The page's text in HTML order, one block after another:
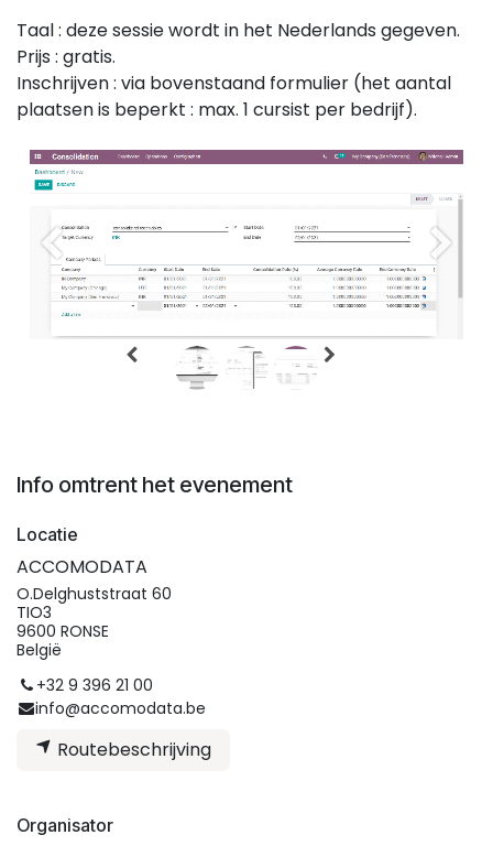
Taal : deze sessie wordt in het Nederlands gegeven.
Prijs : gratis.
Inschrijven : via bovenstaand formulier (het aantal
plaatsen is beperkt : max. 1 cursist per bedrijf).
Vorige
Info omtrent het evenement
Locatie
ACCOMODATA
O.Delghuststraat 60
TIO3
9600 RONSE
België
+32 9 396 21 00
info@accomodata.be
Routebeschrijving
Organisator